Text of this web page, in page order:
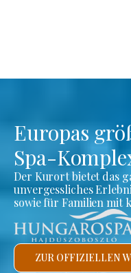
Europas
Spa-
Der Kurort bietet das
unvergessliches
sowie für Familien mit
ZUR OFFIZIELLEN